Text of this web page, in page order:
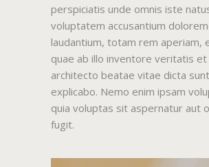
perspiciatis unde omnis iste
voluptatem accusantium
laudantium, totam rem aperiam,
quae ab illo inventore veritatis et
architecto beatae vitae dicta sunt
explicabo. Nemo enim ipsam
quia voluptas sit aspernatur aut
fugit.